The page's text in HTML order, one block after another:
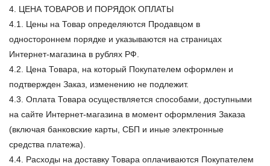
4. ЦЕНА ТОВАРОВ И ПОРЯДОК ОПЛАТЫ
4.1. Цены на Товар определяются Продавцом в
одностороннем порядке и указываются на страницах
Интернет-магазина в рублях РФ.
4.2. Цена Товара, на который Покупателем оформлен и
подтвержден Заказ, изменению не подлежит.
4.3. Оплата Товара осуществляется способами, доступными
на сайте Интернет-магазина в момент оформления Заказа
(включая банковские карты, СБП и иные электронные
средства платежа).
4.4. Расходы на доставку Товара оплачиваются Покупателем